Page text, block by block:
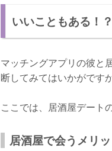
いいこともある！
マッチングアプリの彼と
断してみてはいかがです
ここでは、居酒屋デート
居酒屋で会うメリ